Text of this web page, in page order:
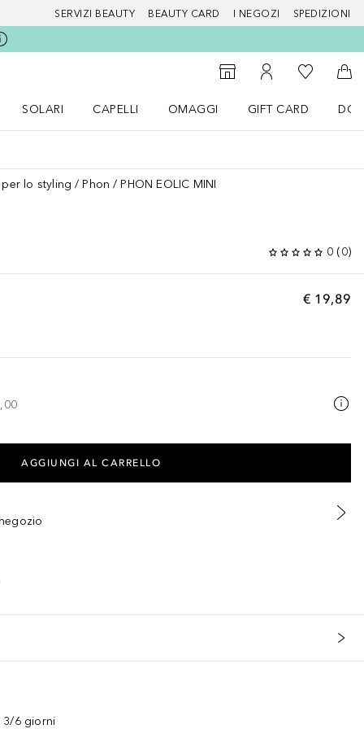
SERVIZI BEAUTY BEAUTY CARD I NEGOZI SPEDIZIONI
StorefinderAl Mio Account
Alla Mia
Al
SOLARI
CAPELLI
OMAGGI
GIFT CARD
per lo styling Phon PHON EOLIC MINI
0 (0)
€ 19,89
AGGIUNGI AL CARRELLO
3/6 giorni